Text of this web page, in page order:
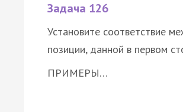
Задача 126
Установите соответствие
позиции, данной в первом
ПРИМЕРЫ…